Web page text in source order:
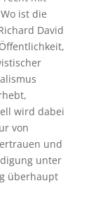
ist die
David
wird dabei
von
und
unter
überhaupt